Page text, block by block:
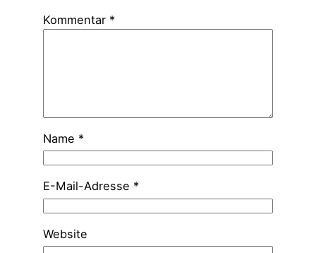
Kommentar *
Name *
E-Mail-Adresse *
Website